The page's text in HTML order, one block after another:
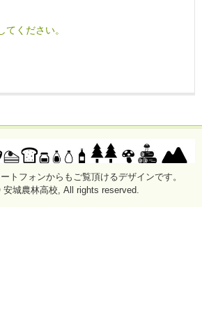
てください。
トフォンからもご覧頂けるデザインです。
城農林高校, All rights reserved.